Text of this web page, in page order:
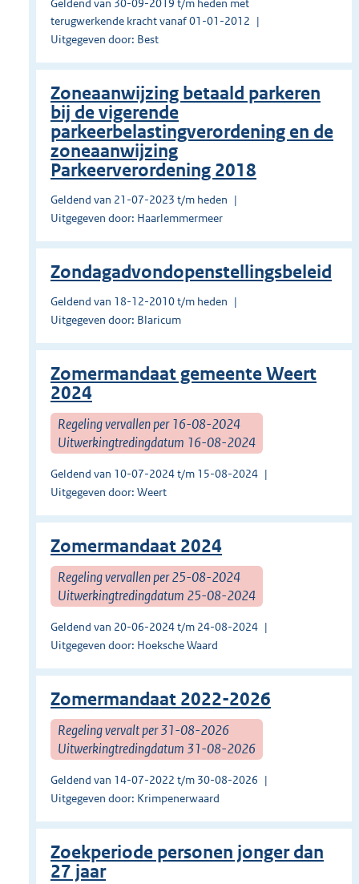
Geldend van 30-09-2019 t/m heden met
terugwerkende kracht vanaf 01-01-2012
Uitgegeven door: Best
Zoneaanwijzing betaald parkeren
bij de vigerende
parkeerbelastingverordening en de
zoneaanwijzing
Parkeerverordening 2018
Geldend van 21-07-2023 t/m heden
Uitgegeven door: Haarlemmermeer
Zondagadvondopenstellingsbeleid
Geldend van 18-12-2010 t/m heden
Uitgegeven door: Blaricum
Zomermandaat gemeente Weert
2024
Regeling vervallen per 16-08-2024
Uitwerkingtredingdatum 16-08-2024
Geldend van 10-07-2024 t/m 15-08-2024
Uitgegeven door: Weert
Zomermandaat 2024
Regeling vervallen per 25-08-2024
Uitwerkingtredingdatum 25-08-2024
Geldend van 20-06-2024 t/m 24-08-2024
Uitgegeven door: Hoeksche Waard
Zomermandaat 2022-2026
Regeling vervalt per 31-08-2026
Uitwerkingtredingdatum 31-08-2026
Geldend van 14-07-2022 t/m 30-08-2026
Uitgegeven door: Krimpenerwaard
Zoekperiode personen jonger dan
27 jaar